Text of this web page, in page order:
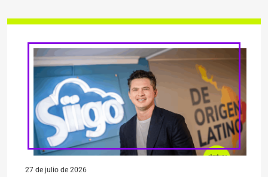
27 de julio de 2026